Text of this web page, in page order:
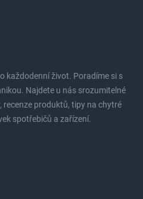
každodenní život. Poradíme si s
Najdete u nás srozumitelné
produktů, tipy na chytré
spotřebičů a zařízení.